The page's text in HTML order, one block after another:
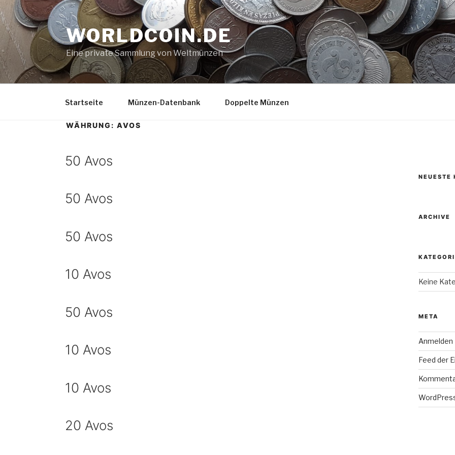
Zum
Inhalt
springen
WORLDCOIN.DE
Eine private Sammlung von Weltmünzen
Startseite Münzen-Datenbank Doppelte Münzen
WÄHRUNG: AVOS
50 Avos
50 Avos
50 Avos
10 Avos
50 Avos
10 Avos
10 Avos
20 Avos
NEUESTE
ARCHIVE
Keine
META
Anmelden
Feed der